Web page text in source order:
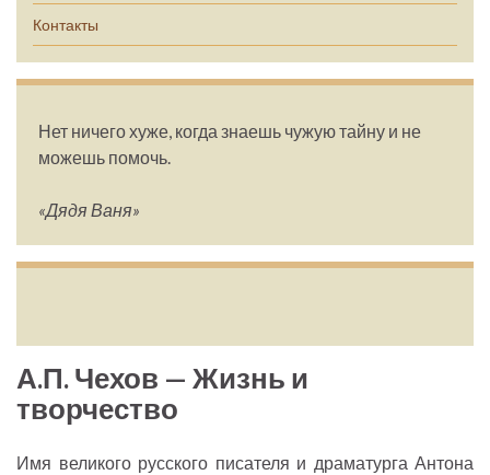
Контакты
Нет ничего хуже, когда знаешь чужую тайну и не
можешь помочь.
«Дядя Ваня»
А.П. Чехов — Жизнь и
творчество
Имя великого русского писателя и драматурга Антона